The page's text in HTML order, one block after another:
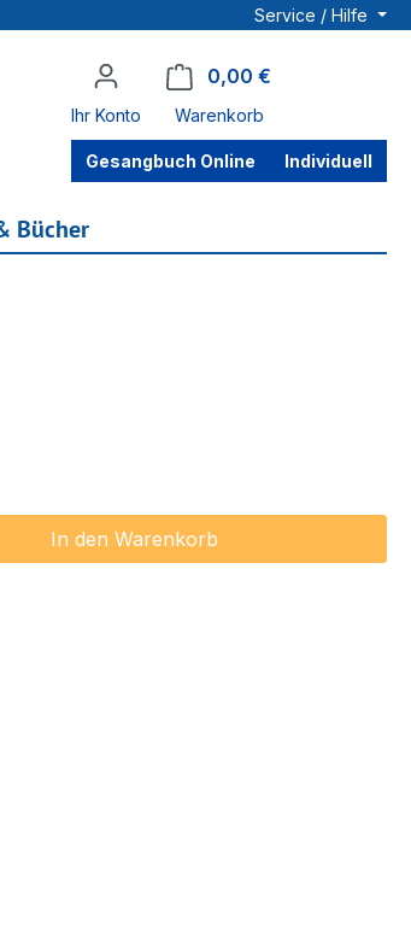
Service / Hilfe
Ihr Konto
0,00 €
Warenkorb
Gesangbuch Online Individuell
Bücher
Wert ein oder
In den Warenkorb